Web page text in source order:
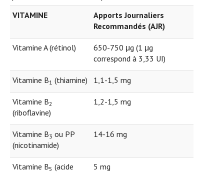
VITAMINE
Apports Journaliers
Recommandés (AJR)
Vitamine A (rétinol)
650-750 μg (1 μg
correspond à 3,33 UI)
Vitamine B1 (thiamine) 1,1-1,5 mg
Vitamine B2
(riboflavine)
1,2-1,5 mg
Vitamine B3 ou PP
(nicotinamide)
14-16 mg
Vitamine B5 (acide
5 mg